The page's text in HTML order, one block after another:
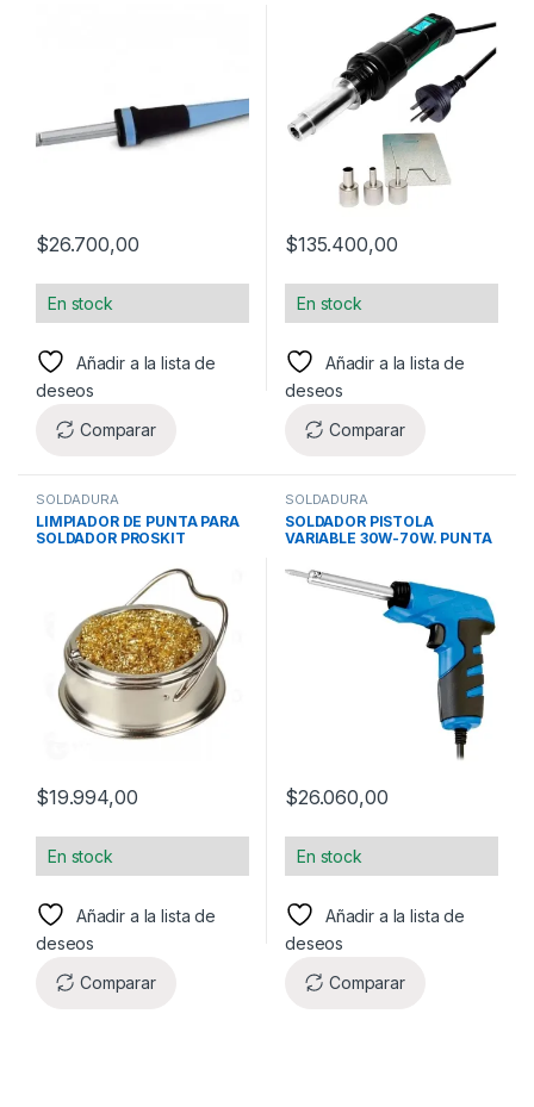
$26.700,00
En stock
Añadir a la lista de
deseos
Comparar
$135.400,00
En stock
Añadir a la lista de
deseos
Comparar
SOLDADURA
LIMPIADOR DE PUNTA PARA
SOLDADOR PROSKIT
$19.994,00
En stock
Añadir a la lista de
deseos
Comparar
SOLDADURA
SOLDADOR PISTOLA
VARIABLE 30W-70W. PUNTA
GOMA (FULLENERGY)
$26.060,00
En stock
Añadir a la lista de
deseos
Comparar